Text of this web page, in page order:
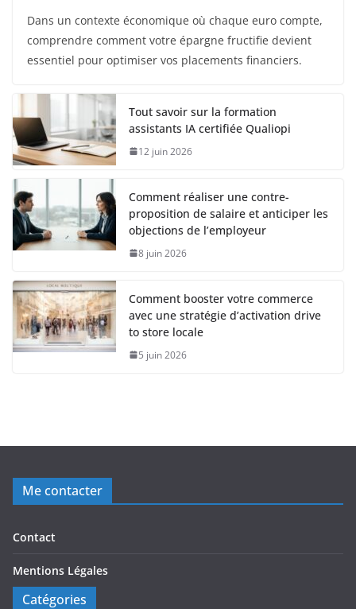
Dans un contexte économique où chaque euro compte,
comprendre comment votre épargne fructifie devient
essentiel pour optimiser vos placements financiers.
Tout savoir sur la formation
assistants IA certifiée Qualiopi
12 juin 2026
Comment réaliser une contre-
proposition de salaire et anticiper les
objections de l’employeur
8 juin 2026
Comment booster votre commerce
avec une stratégie d’activation drive
to store locale
5 juin 2026
Me contacter
Contact
Mentions Légales
Catégories